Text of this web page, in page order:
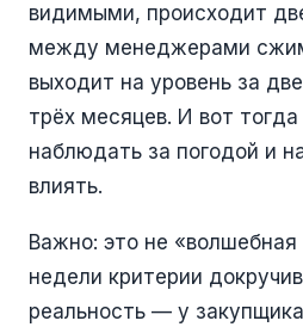
видимыми, происходит
между менеджерами
выходит на уровень за
трёх месяцев. И вот
наблюдать за погодой и
влиять.
Важно: это не «волшебная
недели критерии
реальность — у